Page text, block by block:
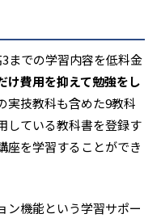
までの学習内容を低料金
け費用を抑えて勉強をし
実技教科も含めた9教科
している教科書を登録す
座を学習することができ
ン機能という学習サポー